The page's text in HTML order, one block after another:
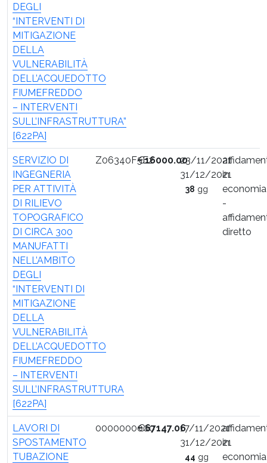
DEGLI
“INTERVENTI DI
MITIGAZIONE
DELLA
VULNERABILITÀ
DELL’ACQUEDOTTO
FIUMEFREDDO
– INTERVENTI
SULL’INFRASTRUTTURA”
[622PA]
SERVIZIO DI
INGEGNERIA
PER ATTIVITÀ
DI RILIEVO
TOPOGRAFICO
DI CIRCA 300
MANUFATTI
NELL’AMBITO
DEGLI
“INTERVENTI DI
MITIGAZIONE
DELLA
VULNERABILITÀ
DELL’ACQUEDOTTO
FIUMEFREDDO
– INTERVENTI
SULL’INFRASTRUTTURA
[622PA]
Z06340F5E2
€16000.0023/11/2021
31/12/2021
38 gg
in
economia
-
diretto
LAVORI DI
SPOSTAMENTO
TUBAZIONE
0000000000
€67147.0617/11/2021
31/12/2021
44 gg
in
economia